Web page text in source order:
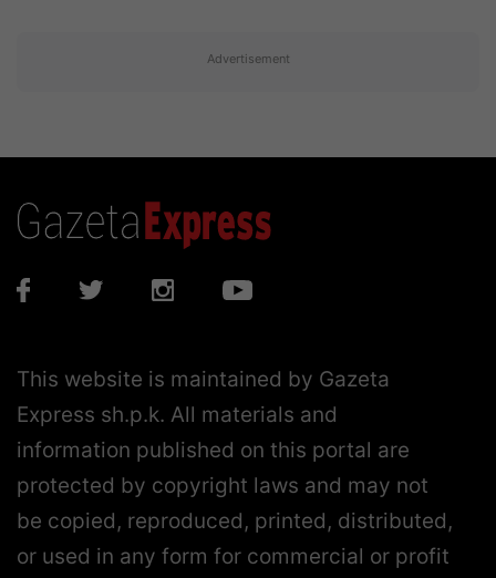
Advertisement
This website is maintained by Gazeta
Express sh.p.k. All materials and
information published on this portal are
protected by copyright laws and may not
be copied, reproduced, printed, distributed,
or used in any form for commercial or profit